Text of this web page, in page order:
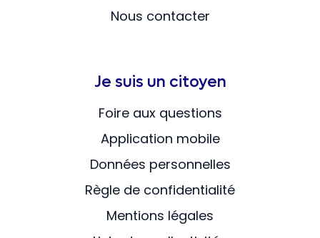
Nous contacter
Je suis un citoyen
Foire aux questions
Application mobile
Données personnelles
Règle de confidentialité
Mentions légales